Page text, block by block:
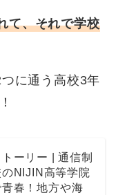
て、それで学校
に通う高校3年
ーリー | 通信制
NIJIN高等学院
青春！地方や海